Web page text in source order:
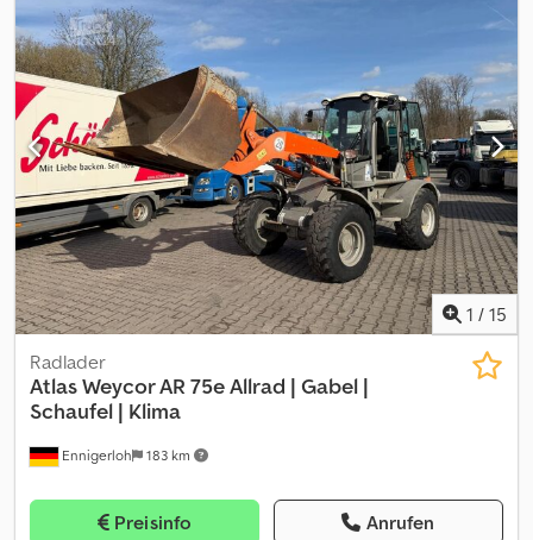
Zwischenverkauf vorbehalten.
1 / 15
Ennigerloh 183 km
Radlader
AtlasWeycor AR 75e Allrad | Gabel |
Schaufel | Klima
Preisinfo Anrufen